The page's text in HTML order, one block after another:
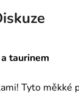
taurinem
Tyto měkké